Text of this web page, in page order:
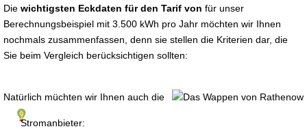
Die wichtigsten Eckdaten für den Tarif von für unser
Berechnungsbeispiel mit 3.500 kWh pro Jahr möchten wir Ihnen
nochmals zusammenfassen, denn sie stellen die Kriterien dar, die
Sie beim Vergleich berücksichtigen sollten:
Stromanbieter:
Natürlich müchten wir Ihnen auch die